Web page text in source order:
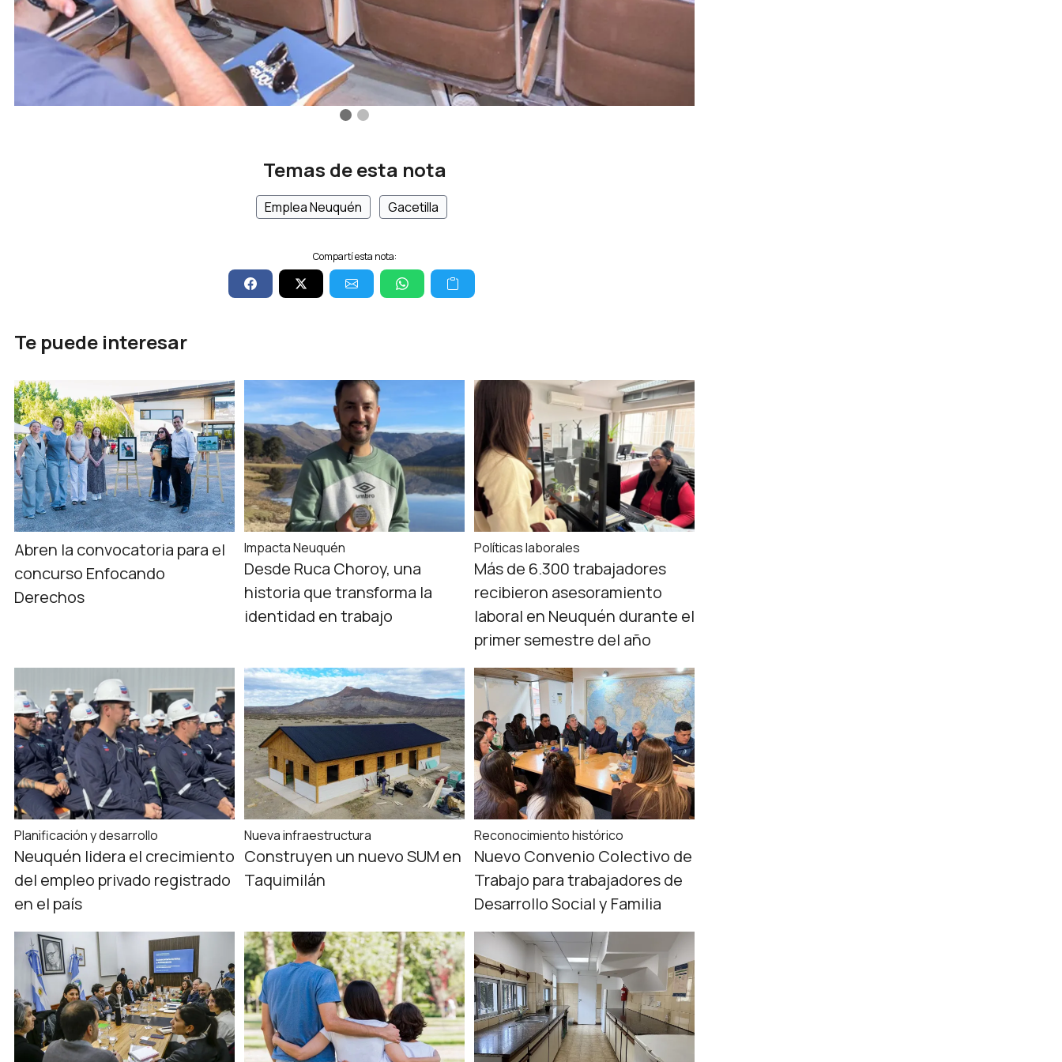
Temas de esta nota
Emplea Neuquén Gacetilla
Compartí esta nota:
Te puede interesar
Abren la convocatoria para el
concurso Enfocando
Derechos
Impacta Neuquén
Desde Ruca Choroy, una
historia que transforma la
identidad en trabajo
Políticas laborales
Más de 6.300 trabajadores
recibieron asesoramiento
laboral en Neuquén durante el
primer semestre del año
Planificación y desarrollo
Neuquén lidera el crecimiento
del empleo privado registrado
en el país
Nueva infraestructura
Construyen un nuevo SUM en
Taquimilán
Reconocimiento histórico
Nuevo Convenio Colectivo de
Trabajo para trabajadores de
Desarrollo Social y Familia